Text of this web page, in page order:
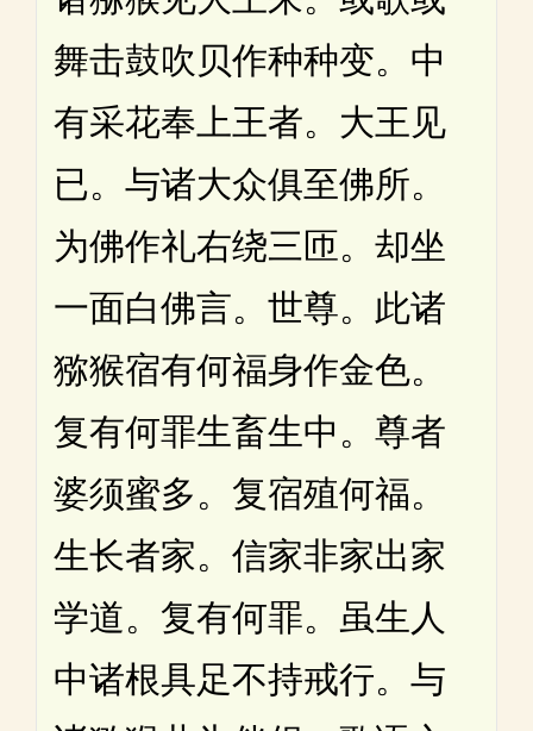
舞击鼓吹贝作种种变。中
有采花奉上王者。大王见
已。与诸大众俱至佛所。
为佛作礼右绕三匝。却坐
一面白佛言。世尊。此诸
猕猴宿有何福身作金色。
复有何罪生畜生中。尊者
婆须蜜多。复宿殖何福。
生长者家。信家非家出家
学道。复有何罪。虽生人
中诸根具足不持戒行。与